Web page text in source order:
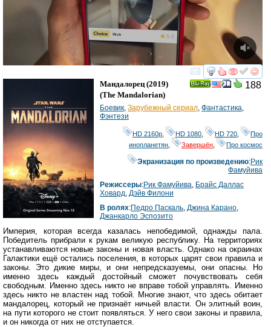
смотреть
188
Мандалорец (2019)
(The Mandalorian)
Боевик Зарубежный сериал Фантастика
Фэнтези
HD 2160р HD 1080 HD 720
Про
инопланетян
Завершён Про космос
Экранизация по произведению:Рик
Фамуйива
Режиссеры:Рик Фамуйива Брайс Даллас
Ховард Дэйв Филони
В ролях:Педро Паскаль Джина Карано
Джанкарло Эспозито
Империя, которая всегда казалась непобедимой, однажды пала.
Победитель прибрали к рукам великую республику. На территориях
устанавливаются новые законы и новая власть. Однако на окраинах
Галактики ещё остались поселения, в которых царят свои правила и
законы. Это дикие миры, и они непредсказуемы, они опасны. Но
именно здесь каждый достойный сможет почувствовать себя
свободным. Именно здесь никто не вправе тобой управлять. Именно
здесь никто не властен над тобой. Многие знают, что здесь обитает
мандалорец, который не признаёт ничьей власти. Он элитный воин,
на пути которого не стоит появляться. У него свои законы и правила,
и он никогда от них не отступается.